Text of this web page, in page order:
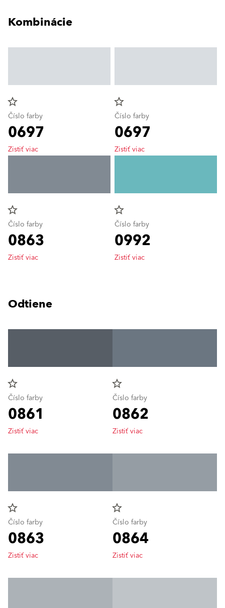
Kombinácie
star_border
Číslo farby
0697
Zistiť viac
star_border
Číslo farby
0863
Zistiť viac
star_border
Číslo farby
0697
Zistiť viac
star_border
Číslo farby
0992
Zistiť viac
Odtiene
star_border
Číslo farby
0861
Zistiť viac
star_border
Číslo farby
0862
Zistiť viac
star_border
Číslo farby
0863
Zistiť viac
star_border
Číslo farby
0864
Zistiť viac